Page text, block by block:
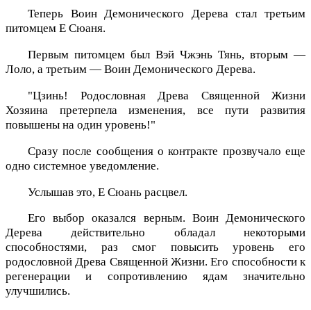
Теперь Воин Демонического Дерева стал третьим
питомцем Е Сюаня.
Первым питомцем был Вэй Чжэнь Тянь, вторым —
Лоло, а третьим — Воин Демонического Дерева.
"Цзинь! Родословная Древа Священной Жизни
Хозяина претерпела изменения, все пути развития
повышены на один уровень!"
Сразу после сообщения о контракте прозвучало еще
одно системное уведомление.
Услышав это, Е Сюань расцвел.
Его выбор оказался верным. Воин Демонического
Дерева действительно обладал некоторыми
способностями, раз смог повысить уровень его
родословной Древа Священной Жизни. Его способности к
регенерации и сопротивлению ядам значительно
улучшились.